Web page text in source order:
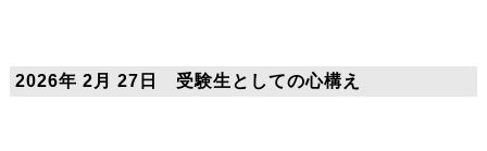
2026年 2月 27日 受験生としての心構え